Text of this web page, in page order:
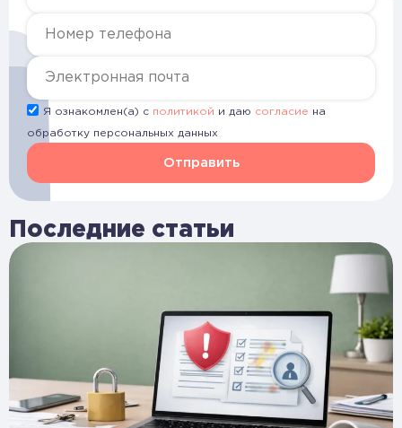
Последние статьи
Я ознакомлен(а) с политикой и даю согласие на
обработку персональных данных
Отправить